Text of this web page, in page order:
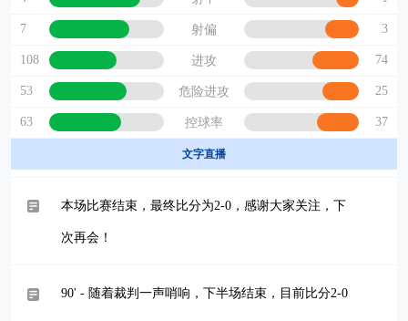
7 射偏 3
108 进攻 74
53 危险进攻 25
63 控球率 37
文字直播
本场比赛结束，最终比分为2-0，感谢大家关注，下
次再会！
90' - 随着裁判一声哨响，下半场结束，目前比分2-0